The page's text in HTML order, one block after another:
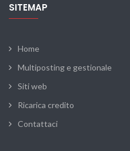
SITEMAP
Home
Multiposting e gestionale
Siti web
Ricarica credito
Contattaci